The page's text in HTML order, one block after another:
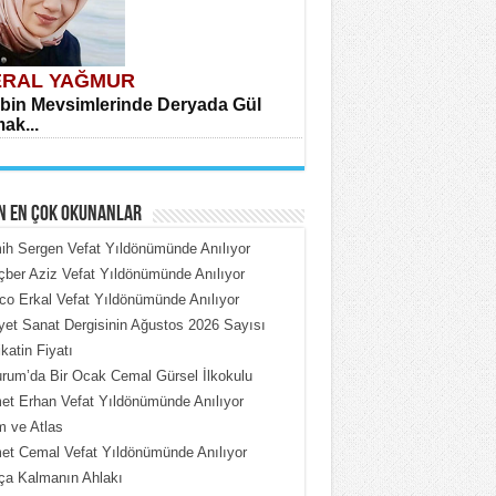
YAĞMUR
Mevsimlerinde Deryada Gül
ÇOBAN
Put Dışardaki Maskeler...
EN ÇOK OKUNANLAR
Sergen Vefat Yıldönümünde Anılıyor
Aziz Vefat Yıldönümünde Anılıyor
Erkal Vefat Yıldönümünde Anılıyor
Sanat Dergisinin Ağustos 2026 Sayısı
Fiyatı
Bir Ocak Cemal Gürsel İlkokulu
Erhan Vefat Yıldönümünde Anılıyor
ve Atlas
Cemal Vefat Yıldönümünde Anılıyor
Kalmanın Ahlakı